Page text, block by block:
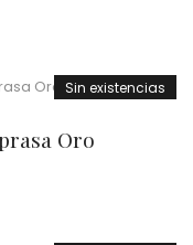
Sin existencias
Oro